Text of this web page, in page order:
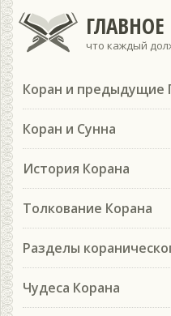
что каждый
Коран и предыдущие
Коран и Сунна
История Корана
Толкование Корана
Разделы
Чудеса Корана